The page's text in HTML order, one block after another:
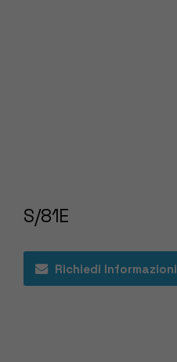
S/81E
Richiedi Informazioni